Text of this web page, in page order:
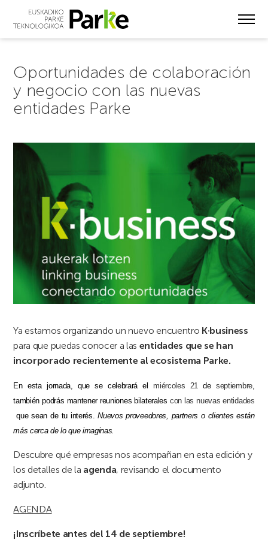
Oportunidades de colaboración
y negocio con las nuevas
entidades Parke
Ya estamos organizando un nuevo encuentro K·business
para que puedas conocer a las entidades que se han
incorporado recientemente al ecosistema Parke.
En esta jornada, que se celebrará elmiércoles 21 deseptiembre,
tambiénpodrás mantener reuniones bilaterales con las nuevas entidades
que sean de tu interés.Nuevos proveedores, partners o clientes están
más cerca de lo que imaginas.
Descubre qué empresas nos acompañan en esta edición y
los detalles de la agenda, revisando el documento
adjunto.
AGENDA
¡Inscríbete antes del 14 de septiembre!